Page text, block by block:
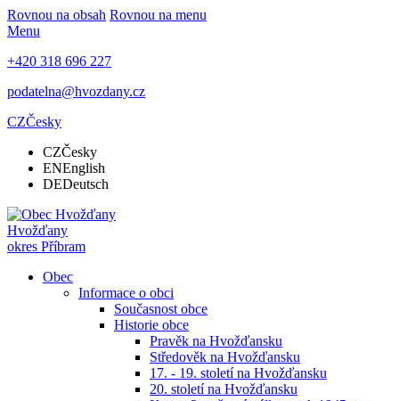
Rovnou na obsah Rovnou na menu
Menu
+420 318 696 227
podatelna@hvozdany.cz
CZČesky
CZČesky
ENEnglish
DEDeutsch
Hvožďany
okres Příbram
Obec
Informace o obci
Současnost obce
Historie obce
Pravěk na Hvožďansku
Středověk na Hvožďansku
17. - 19. století na Hvožďansku
20. století na Hvožďansku